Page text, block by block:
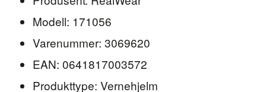
Modell: 171056
Varenummer: 3069620
EAN: 0641817003572
Produkttype: Vernehjelm